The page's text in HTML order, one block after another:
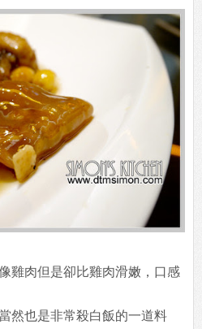
雞肉但是卻比雞肉滑嫩，口感
然也是非常殺白飯的一道料